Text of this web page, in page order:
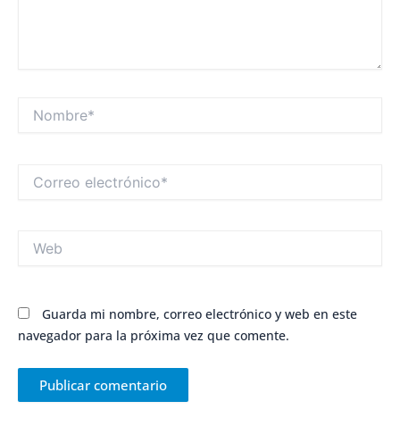
electrónico*
Guarda mi nombre, correo electrónico y web en este
navegador para la próxima vez que comente.